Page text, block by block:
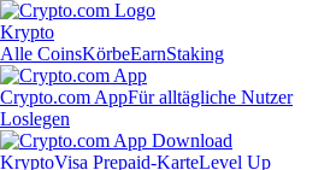
Krypto
Alle CoinsKörbeEarnStaking
Crypto.com AppFür alltägliche Nutzer
Loslegen
KryptoVisa Prepaid-KarteLevel Up